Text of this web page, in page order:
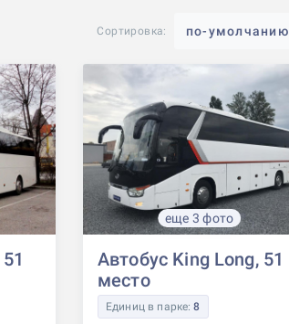
Сортировка: по-умолчанию
еще 3 фото
Автобус King Long, 51
место
Единиц в парке:8